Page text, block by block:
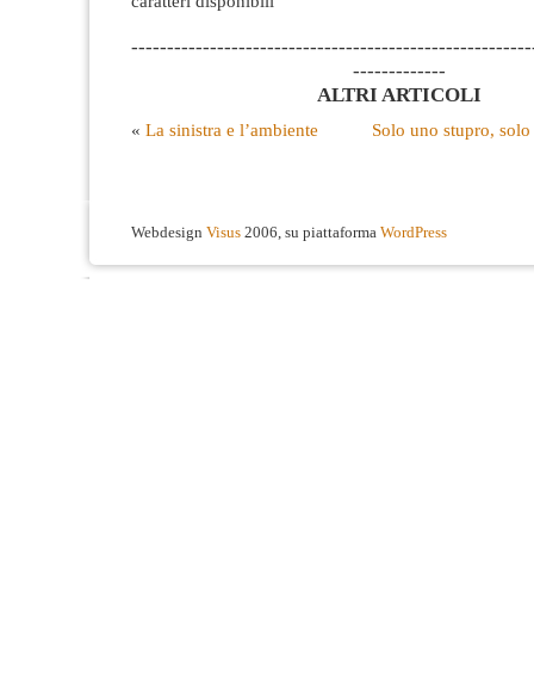
-------------
ALTRI ARTICOLI
« La sinistra e l’ambiente Solo uno stupro,
Webdesign Visus 2006, su piattaforma WordPress